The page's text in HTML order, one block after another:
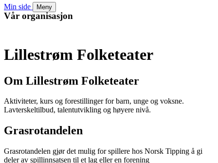
Min side Meny
Vår organisasjon
Lillestrøm Folketeater
Om Lillestrøm Folketeater
Aktiviteter, kurs og forestillinger for barn, unge og voksne.
Lavterskeltilbud, talentutvikling og høyere nivå.
Grasrotandelen
Grasrotandelen gjør det mulig for spillere hos Norsk Tipping å gi
deler av spillinnsatsen til et lag eller en forening